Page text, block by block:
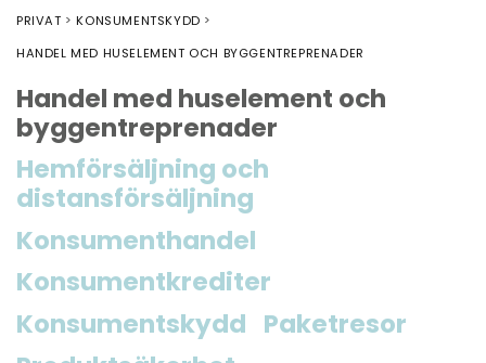
PRIVAT
KONSUMENTSKYDD
HANDEL MED HUSELEMENT OCH BYGGENTREPRENADER
Handel med huselement och
byggentreprenader
Hemförsäljning och
distansförsäljning
Konsumenthandel
Konsumentkrediter
Konsumentskydd Paketresor